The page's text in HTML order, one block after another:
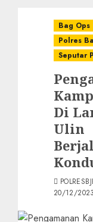
Bag Ops
Polres
Seputar
Di
Ulin
20/12/2023